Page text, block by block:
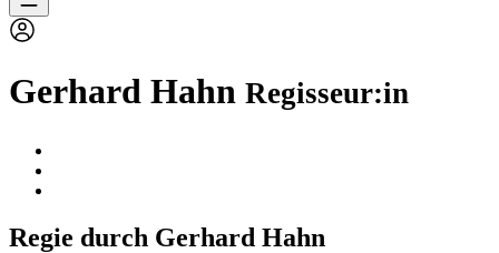
Gerhard Hahn Regisseur:in
Regie durch Gerhard Hahn